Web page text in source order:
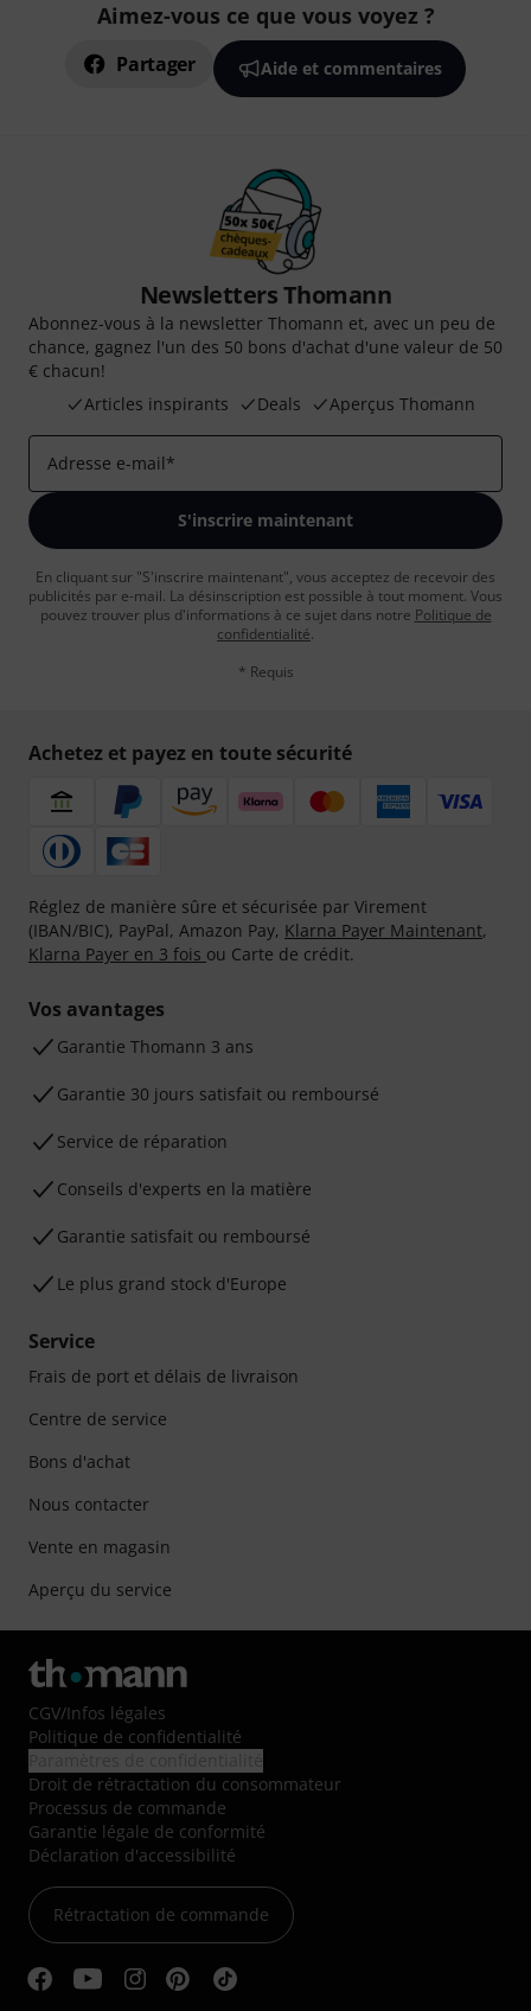
Aimez-vous ce que vous voyez ?
Partager Aide et commentaires
Newsletters Thomann
Abonnez-vous à la newsletter Thomann et, avec un peu de
chance, gagnez l'un des 50 bons d'achat d'une valeur de 50
€ chacun!
Articles inspirants
Deals Aperçus Thomann
Adresse e-mail*
S'inscrire maintenant
En cliquant sur "S'inscrire maintenant", vous acceptez de recevoir des
publicités par e-mail. La désinscription est possible à tout moment. Vous
pouvez trouver plus d'informations à ce sujet dans notre Politique de
confidentialité.
* Requis
Achetez et payez en toute sécurité
Réglez de manière sûre et sécurisée par Virement
(IBAN/BIC), PayPal, Amazon Pay, Klarna Payer Maintenant,
Klarna Payer en 3 fois ou Carte de crédit.
Vos avantages
Ga­ran­tie Thomann 3 ans
Garantie 30 jours satisfait ou remboursé
Service de réparation
Conseils d'experts en la matière
Garantie satisfait ou remboursé
Le plus grand stock d'Europe
Service
Frais de port et délais de livraison
Centre de service
Bons d'achat
Nous contacter
Vente en magasin
Aperçu du service
CGV/Infos légales
Politique de confidentialité
Droit de rétractation du consommateur
Processus de commande
Garantie légale de conformité
Déclaration d'accessibilité
Rétractation de commande